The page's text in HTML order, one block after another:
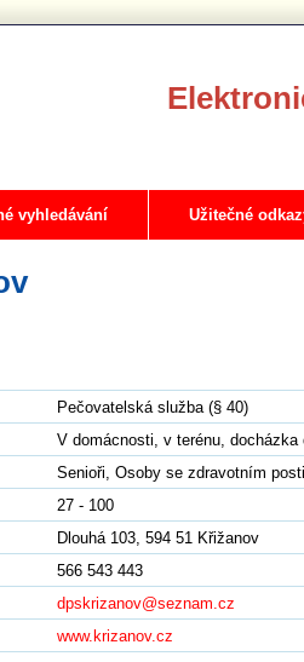
vyhledávání Užitečné
Pečovatelská služba (§ 40)
V domácnosti, v terénu, docházka
Senioři, Osoby se zdravotním
27 - 100
Dlouhá 103, 594 51 Křižanov
566 543 443
dpskrizanov@seznam.cz
www.krizanov.cz